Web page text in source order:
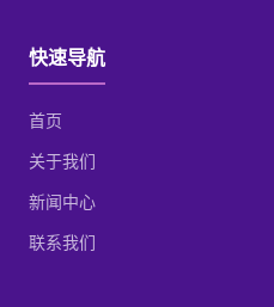
快速导航
首页
关于我们
新闻中心
联系我们